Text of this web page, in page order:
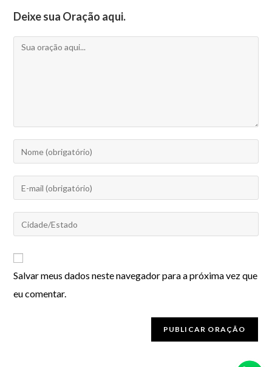
Deixe sua Oração aqui.
Salvar meus dados neste navegador para a próxima vez que
eu comentar.